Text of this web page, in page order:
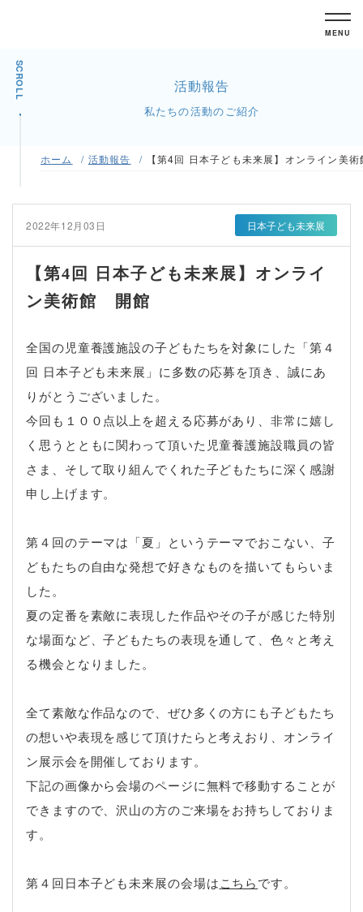
MENU
SCROLL 活動報告
私たちの活動のご紹介
ホーム 活動報告 【第4回 日本子ども未来展】オンライン美
2022年12月03日 日本子ども未来展
【第4回 日本子ども未来展】オンライ
ン美術館 開館
全国の児童養護施設の子どもたちを対象にした「第４
回 日本子ども未来展」に多数の応募を頂き、誠にあ
りがとうございました。
今回も１００点以上を超える応募があり、非常に嬉し
く思うとともに関わって頂いた児童養護施設職員の皆
さま、そして取り組んでくれた子どもたちに深く感謝
申し上げます。
第４回のテーマは「夏」というテーマでおこない、子
どもたちの自由な発想で好きなものを描いてもらいま
した。
夏の定番を素敵に表現した作品やその子が感じた特別
な場面など、子どもたちの表現を通して、色々と考え
る機会となりました。
全て素敵な作品なので、ぜひ多くの方にも子どもたち
の想いや表現を感じて頂けたらと考えおり、オンライ
ン展示会を開催しております。
下記の画像から会場のページに無料で移動することが
できますので、沢山の方のご来場をお持ちしておりま
す。
第４回日本子ども未来展の会場はこちらです。